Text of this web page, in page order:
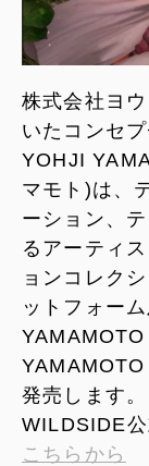
株式会社ヨ
いたコンセ
YOHJI
マモト)は、
ーション、
るアーティ
ョンコレク
ットフォー
発売します。
WILDSIDE
こちらから